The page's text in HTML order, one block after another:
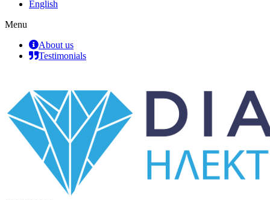
English
Menu
About us
Testimonials